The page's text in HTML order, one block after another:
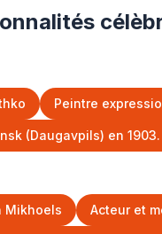
Peintre
(Daugavpils) en
Mikhoels Acteur et